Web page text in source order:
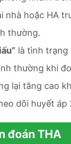
nhà hoặc HA
thường.
là tình trạng
thường khi
lại tăng cao
dõi huyết áp
đoán THA